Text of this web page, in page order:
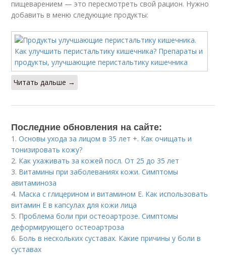
пищеварением — это пересмотреть свой рацион. Нужно
добавить в меню следующие продукты:
Читать дальше →
Последние обновления на сайте:
1.Основы ухода за лицом в 35 лет +. Как очищать и
тонизировать кожу?
2. Как ухаживать за кожей посл. От 25 до 35 лет
3. Витамины при заболеваниях кожи. Симптомы
авитаминоза
4. Маска с глицерином и витамином Е. Как использовать
витамин E в капсулах для кожи лица
5. Проблема боли при остеоартрозе. Симптомы
деформирующего остеоартроза
6. Боль в нескольких суставах. Какие причины у боли в
суставах